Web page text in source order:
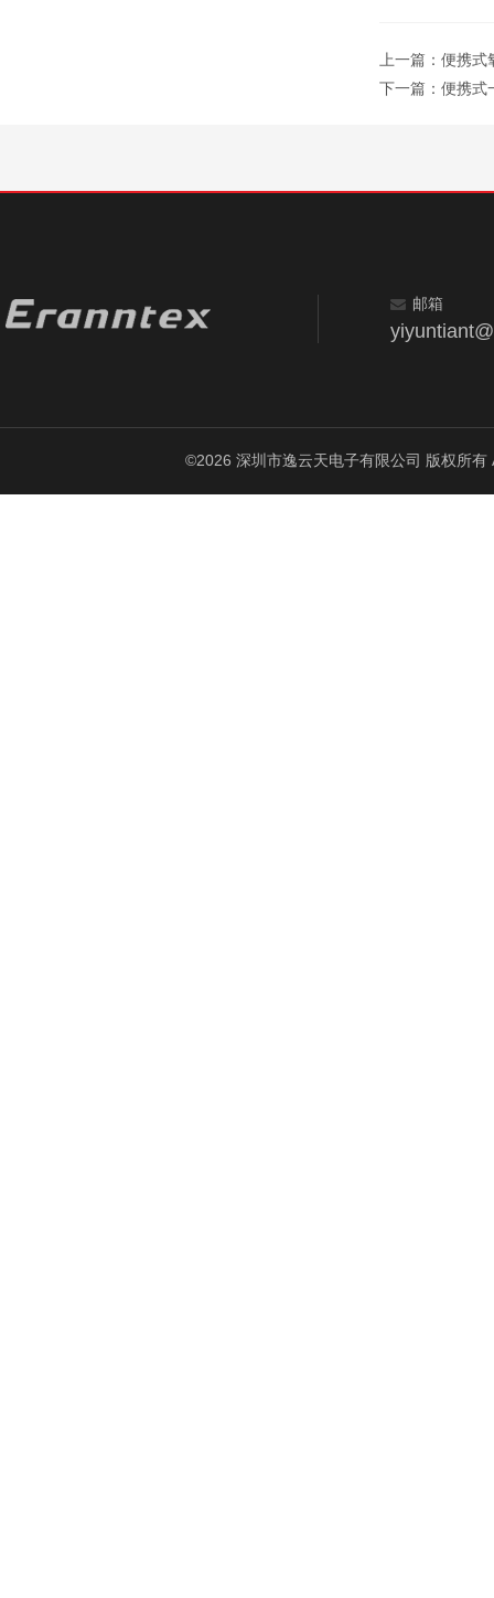
上一篇： 便携式
下一篇： 便携式
邮箱
©2026 深圳市逸云天电子有限公司 版权所有